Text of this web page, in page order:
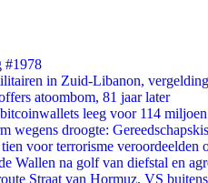
#1978
in Zuid-Libanon,
atoombom, 81 jaar later
leeg voor 114
wegens droogte:
voor terrorisme veroordeelden
Wallen na golf van diefstal en
Straat van Hormuz, VS